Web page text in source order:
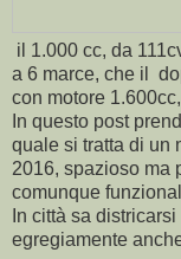
il 1.000 cc, da
a 6 marce, che il
con motore
In questo post
quale si tratta di un
2016, spazioso ma
comunque
In città sa
egregiamente